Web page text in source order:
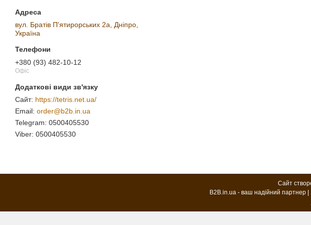
вул. Братів П'ятирорських 2а, Дніпро,
Україна
+380 (93) 482-10-12
Офіс
https://tetris.net.ua/
order@b2b.in.ua
0500405530
0500405530
Сайт